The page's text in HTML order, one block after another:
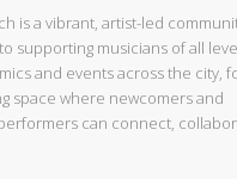
is a vibrant, artist-led
supporting musicians of all
and events across the city,
space where newcomers and
can connect,